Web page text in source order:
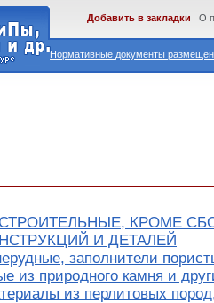
Нормативные документы
Добавить в закладки О
СТРОИТЕЛЬНЫЕ, КРОМЕ
И ДЕТАЛЕЙ
заполнители
из природного камня и
из перлитовых